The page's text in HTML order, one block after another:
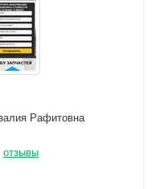
Рафитовна
отзывы